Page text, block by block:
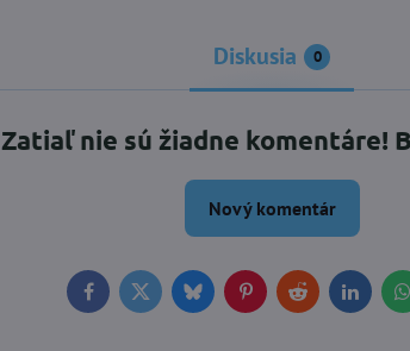
Diskusia 0
Zatiaľ nie sú žiadne komentáre!
Nový komentár
FacebookTwitterBlueskyPinterestReddit